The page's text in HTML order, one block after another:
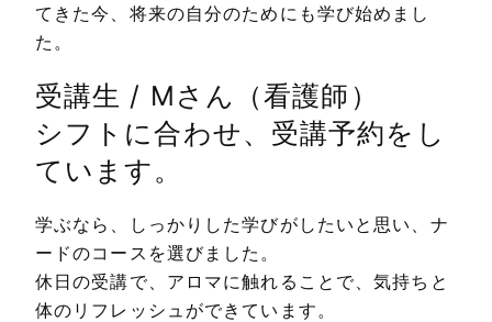
てきた今、将来の自分のためにも学び始めまし
た。
受講生 / Mさん（看護師）
シフトに合わせ、受講予約をし
ています。
学ぶなら、しっかりした学びがしたいと思い、ナ
ードのコースを選びました。
休日の受講で、アロマに触れることで、気持ちと
体のリフレッシュができています。